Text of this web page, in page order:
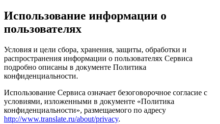
Использование информации о
пользователях
Условия и цели сбора, хранения, защиты, обработки и
распространения информации о пользователях Сервиса
подробно описаны в документе Политика
конфиденциальности.
Использование Сервиса означает безоговорочное согласие с
условиями, изложенными в документе «Политика
конфиденциальности», размещаемого по адресу
http://www.translate.ru/about/privacy.